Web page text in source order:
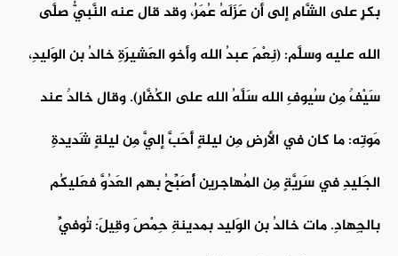
بكرٍ على الشَّامِ إلى أن عَزَلَهُ عُمَرُ، وقد قال عنه النَّبيُّ صلَّى
الله عليه وسلَّم: (نِعْمَ عبدُ الله وأخو العَشيرَةِ خالدُ بن الوَليدِ،
سَيْفٌ مِن سُيوفِ الله سَلَّهُ الله على الكُفَّارِ). وقال خالدٌ عند
مَوتِه: ما كان في الأرضِ مِن ليلةٍ أَحَبَّ إليَّ مِن ليلةٍ شَديدةِ
الجَليدِ في سَرِيَّةٍ مِن المُهاجرين أُصَبِّحُ بهم العَدُوَّ فعَليكُم
بالجِهادِ. مات خالدُ بن الوَليد بمدينةِ حِمْصَ وقِيلَ: تُوفِّيَ